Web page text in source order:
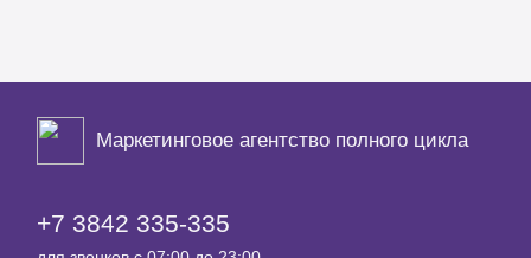
Маркетинговое агентство полного цикла
+7 3842 335‑335